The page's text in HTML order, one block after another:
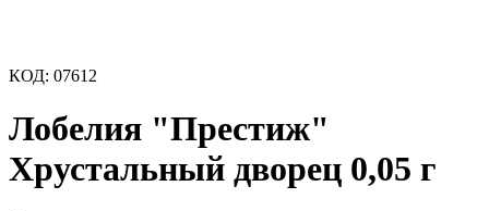
КОД: 07612
Лобелия "Престиж"
Хрустальный дворец 0,05 г